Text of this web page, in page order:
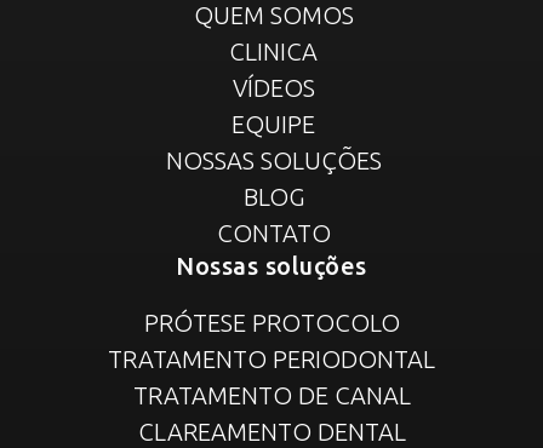
QUEM SOMOS
CLINICA
VÍDEOS
EQUIPE
NOSSAS SOLUÇÕES
BLOG
CONTATO
Nossas soluções
PRÓTESE PROTOCOLO
TRATAMENTO PERIODONTAL
TRATAMENTO DE CANAL
CLAREAMENTO DENTAL